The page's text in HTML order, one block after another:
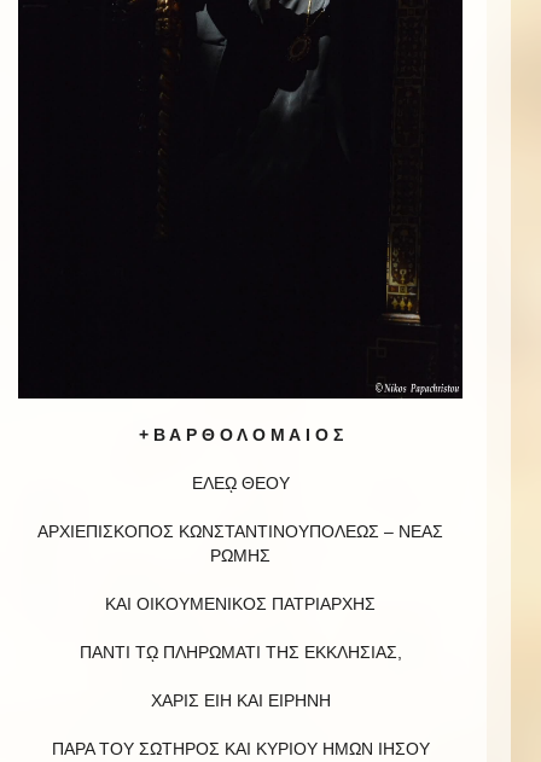
+ Β Α Ρ Θ Ο Λ Ο Μ Α Ι Ο Σ
ΕΛΕῼ ΘΕΟΥ
ΑΡΧΙΕΠΙΣΚΟΠΟΣ ΚΩΝΣΤΑΝΤΙΝΟΥΠΟΛΕΩΣ – ΝΕΑΣ
ΡΩΜΗΣ
ΚΑΙ ΟΙΚΟΥΜΕΝΙΚΟΣ ΠΑΤΡΙΑΡΧΗΣ
ΠΑΝΤΙ Τῼ ΠΛΗΡΩΜΑΤΙ ΤΗΣ ΕΚΚΛΗΣΙΑΣ,
ΧΑΡΙΣ ΕΙΗ ΚΑΙ ΕΙΡΗΝΗ
ΠΑΡΑ ΤΟΥ ΣΩΤΗΡΟΣ ΚΑΙ ΚΥΡΙΟΥ ΗΜΩΝ ΙΗΣΟΥ